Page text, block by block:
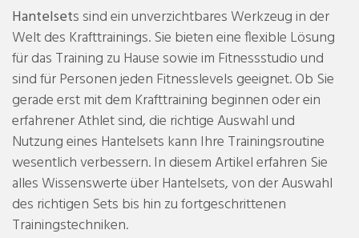
Hantelsets sind ein unverzichtbares Werkzeug in der
Welt des Krafttrainings. Sie bieten eine flexible Lösung
für das Training zu Hause sowie im Fitnessstudio und
sind für Personen jeden Fitnesslevels geeignet. Ob Sie
gerade erst mit dem Krafttraining beginnen oder ein
erfahrener Athlet sind, die richtige Auswahl und
Nutzung eines Hantelsets kann Ihre Trainingsroutine
wesentlich verbessern. In diesem Artikel erfahren Sie
alles Wissenswerte über Hantelsets, von der Auswahl
des richtigen Sets bis hin zu fortgeschrittenen
Trainingstechniken.